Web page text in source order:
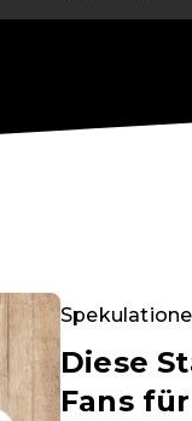
Diese
Fans